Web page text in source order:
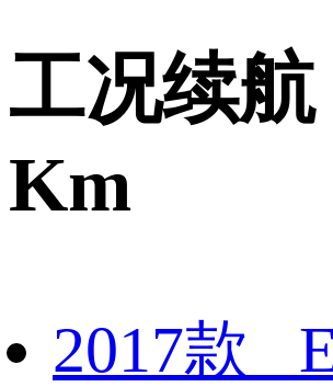
工况续航
Km
2017款